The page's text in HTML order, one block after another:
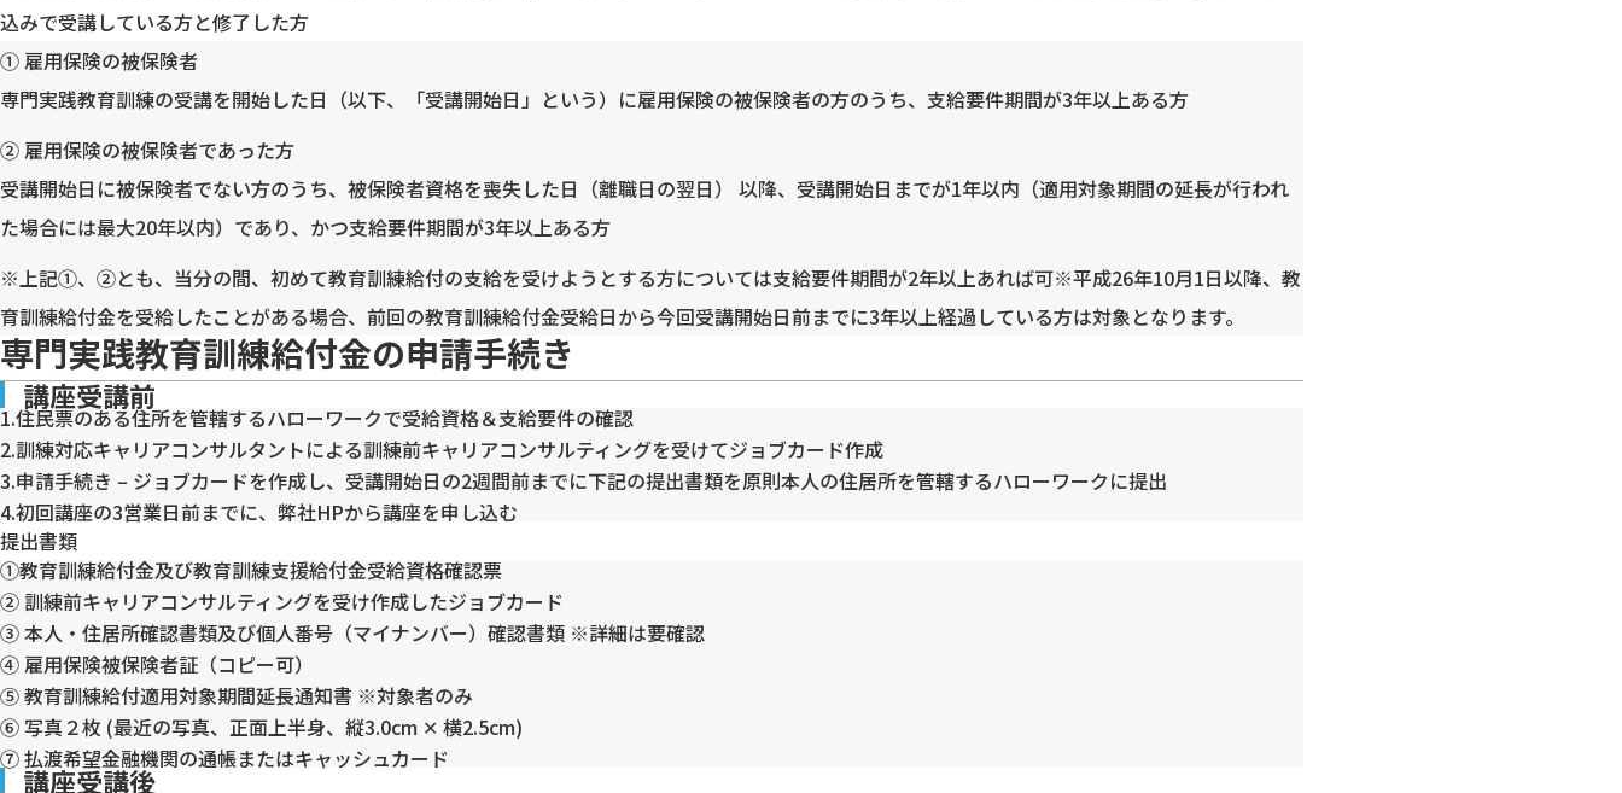
込みで受講している方と修了した方
① 雇用保険の被保険者
専門実践教育訓練の受講を開始した日（以下、「受講開始日」という）に雇用保険の被保険者の方のうち、支給要件期間が3年以上ある方
② 雇用保険の被保険者であった方
受講開始日に被保険者でない方のうち、被保険者資格を喪失した日（離職日の翌日） 以降、受講開始日までが1年以内（適用対象期間の延長が行われ
た場合には最大20年以内）であり、かつ支給要件期間が3年以上ある方
※上記①、②とも、当分の間、初めて教育訓練給付の支給を受けようとする方については支給要件期間が2年以上あれば可※平成26年10月1日以降、教
育訓練給付金を受給したことがある場合、前回の教育訓練給付金受給日から今回受講開始日前までに3年以上経過している方は対象となります。
専門実践教育訓練給付金の申請手続き
講座受講前
1.住民票のある住所を管轄するハローワークで受給資格＆支給要件の確認
2.訓練対応キャリアコンサルタントによる訓練前キャリアコンサルティングを受けてジョブカード作成
3.申請手続き – ジョブカードを作成し、受講開始日の2週間前までに下記の提出書類を原則本人の住居所を管轄するハローワークに提出
4.初回講座の3営業日前までに、弊社HPから講座を申し込む
提出書類
①教育訓練給付金及び教育訓練支援給付金受給資格確認票
② 訓練前キャリアコンサルティングを受け作成したジョブカード
③ 本人・住居所確認書類及び個人番号（マイナンバー）確認書類 ※詳細は要確認
④ 雇用保険被保険者証（コピー可）
⑤ 教育訓練給付適用対象期間延長通知書 ※対象者のみ
⑥ 写真２枚 (最近の写真、正面上半身、縦3.0cm ✕ 横2.5cm)
⑦ 払渡希望金融機関の通帳またはキャッシュカード
講座受講後